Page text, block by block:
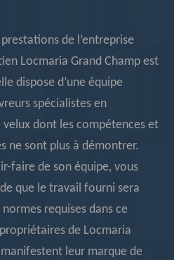
de l’entreprise
Locmaria Grand Champ est
dispose d’une équipe
spécialistes en
dont les compétences et
ne sont plus à démontrer.
faire de son équipe, vous
que le travail fourni sera
requises dans ce
de Locmaria
leur marque de